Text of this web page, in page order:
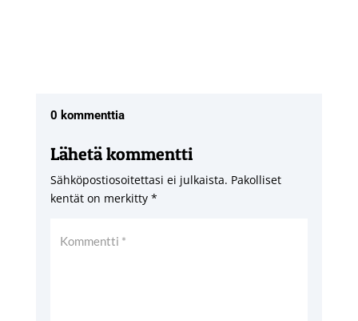
0 kommenttia
Lähetä kommentti
Sähköpostiosoitettasi ei julkaista. Pakolliset
kentät on merkitty *